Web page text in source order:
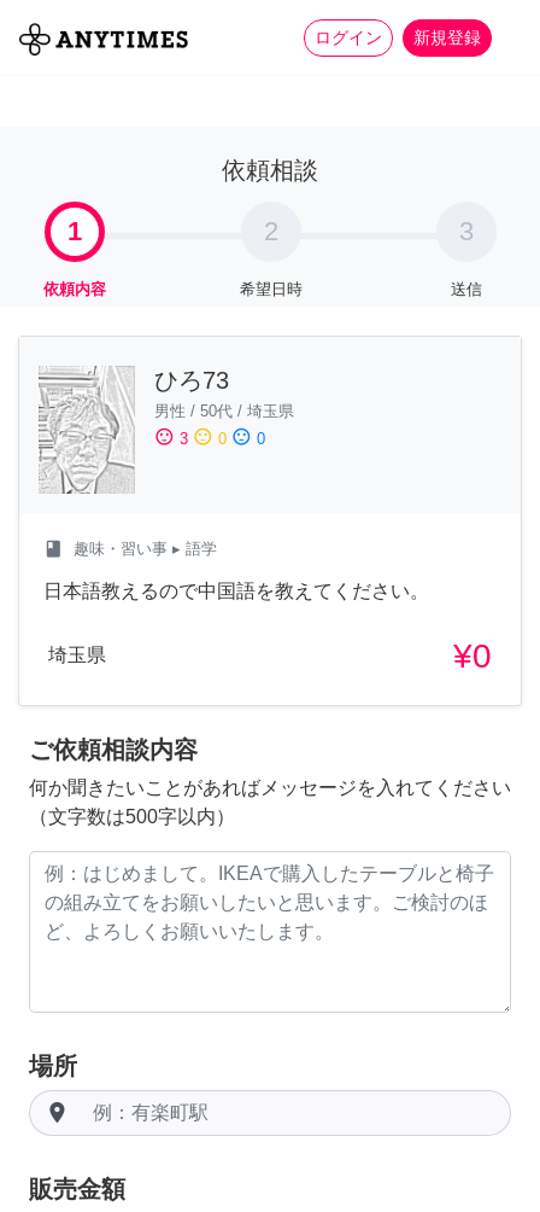
ログイン 新規登録
全て 家事 more_horiz
依頼相談
1
依頼内容
2
希望日時
3
送信
ひろ73
男性 / 50代 / 埼玉県
sentiment_satisfied 3 sentiment_neutral 0 sentiment_dissatisfied 0
class 趣味・習い事 ▸ 語学
日本語教えるので中国語を教えてください。
埼玉県 ¥0
ご依頼相談内容
何か聞きたいことがあればメッセージを入れてください
（文字数は500字以内）
場所
room
販売金額